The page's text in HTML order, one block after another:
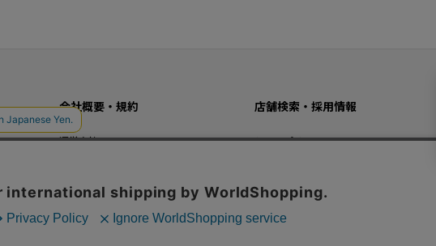
会社概要・規約
運営会社
ご利用規約
店舗検索・採用情報
ショップリスト